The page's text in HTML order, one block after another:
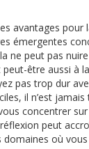
avantages pour
émergentes
ne peut pas
être aussi à
pas trop dur
il n’est
concentrer
peut
domaines où